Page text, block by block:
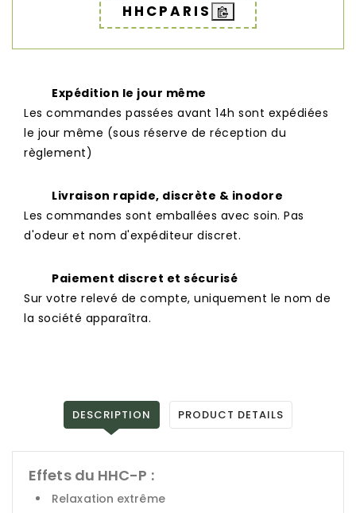
HHCPARIS
Expédition le jour même
Les commandes passées avant 14h sont expédiées
le jour même (sous réserve de réception du
règlement)
Livraison rapide, discrète & inodore
Les commandes sont emballées avec soin. Pas
d'odeur et nom d'expéditeur discret.
Paiement discret et sécurisé
Sur votre relevé de compte, uniquement le nom de
la société apparaîtra.
DESCRIPTION PRODUCT DETAILS
Effets du HHC-P :
Relaxation extrême